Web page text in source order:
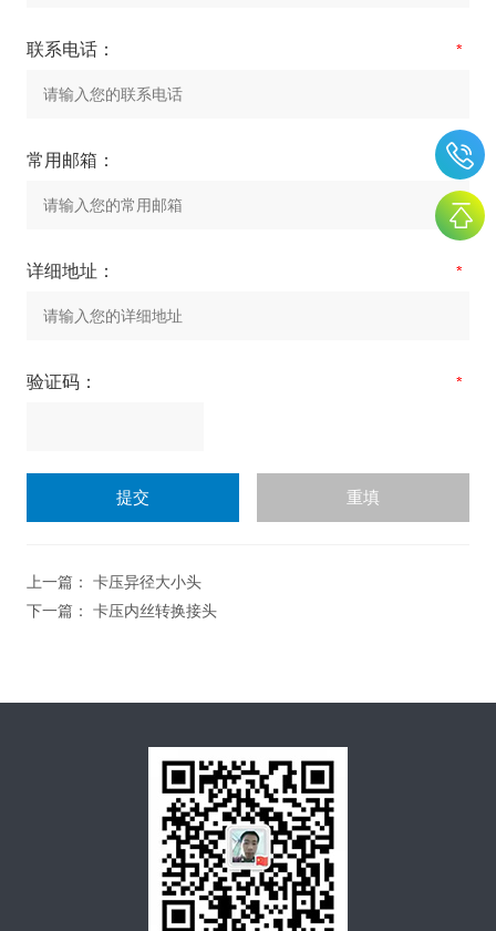
联系电话：
常用邮箱：
详细地址：
验证码：
上一篇： 卡压异径大小头
下一篇： 卡压内丝转换接头